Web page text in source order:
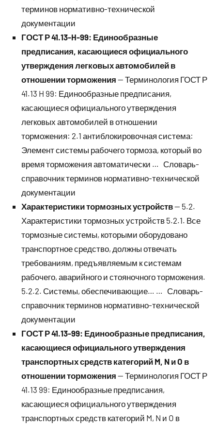
терминов нормативно-технической
документации
ГОСТ Р 41.13-H-99: Единообразные
предписания, касающиеся официального
утверждения легковых автомобилей в
отношении торможения — Терминология ГОСТ Р
41.13 H 99: Единообразные предписания,
касающиеся официального утверждения
легковых автомобилей в отношении
торможения: 2.1 антиблокировочная система:
Элемент системы рабочего тормоза, который во
время торможения автоматически … Словарь-
справочник терминов нормативно-технической
документации
Характеристики тормозных устройств— 5.2.
Характеристики тормозных устройств 5.2.1. Все
тормозные системы, которыми оборудовано
транспортное средство, должны отвечать
требованиям, предъявляемым к системам
рабочего, аварийного и стояночного торможения.
5.2.2. Системы, обеспечивающие… … Словарь-
справочник терминов нормативно-технической
документации
ГОСТ Р 41.13-99: Единообразные предписания,
касающиеся официального утверждения
транспортных средств категорий M, N и O в
отношении торможения — Терминология ГОСТ Р
41.13 99: Единообразные предписания,
касающиеся официального утверждения
транспортных средств категорий M, N и O в